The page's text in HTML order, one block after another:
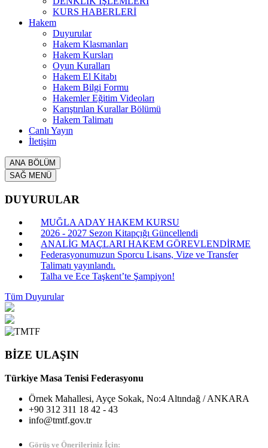
KURS HABERLERİ
Hakem
Duyurular
Hakem Klasmanları
Hakem Kursları
Oyun Kuralları
Hakem El Kitabı
Hakem Bilgi Formu
Hakemler Eğitim Videoları
Karıştırılan Kurallar Bölümü
Hakem Talimatı
Canlı Yayın
İletişim
ANA BÖLÜM
SAĞ MENÜ
DUYURULAR
MUĞLA ADAY HAKEM KURSU
2026 - 2027 Sezon Kitapçığı Güncellendi
ANALİG MAÇLARI HAKEM GÖREVLENDİRME
Federasyonumuzun Sporcu Lisans, Vize ve Transfer
Talimatı yayınlandı.
Talha ve Ece Taşkent’te Şampiyon!
Tüm Duyurular
BİZE ULAŞIN
Türkiye Masa Tenisi Federasyonu
Örnek Mahallesi, Ayçe Sokak, No:4 Altındağ / ANKARA
+90 312 311 18 42 - 43
info@tmtf.gov.tr
Görüş ve Önerileriniz İçin: